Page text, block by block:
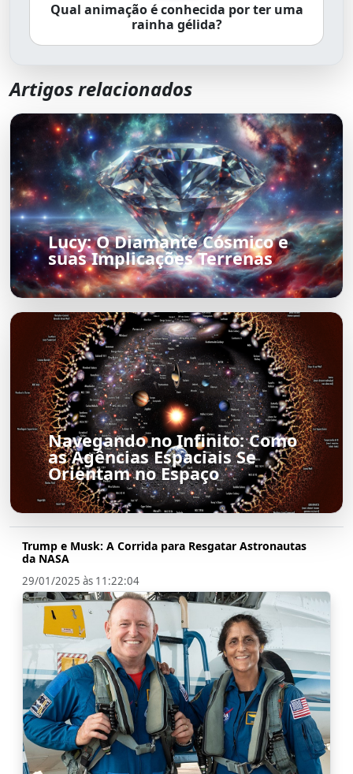
Qual animação é conhecida por ter uma
rainha gélida?
Artigos relacionados
Lucy: O Diamante Cósmico e
suas Implicações Terrenas
Navegando no Infinito: Como
as Agências Espaciais Se
Orientam no Espaço
Trump e Musk: A Corrida para Resgatar Astronautas
da NASA
29/01/2025 às 11:22:04